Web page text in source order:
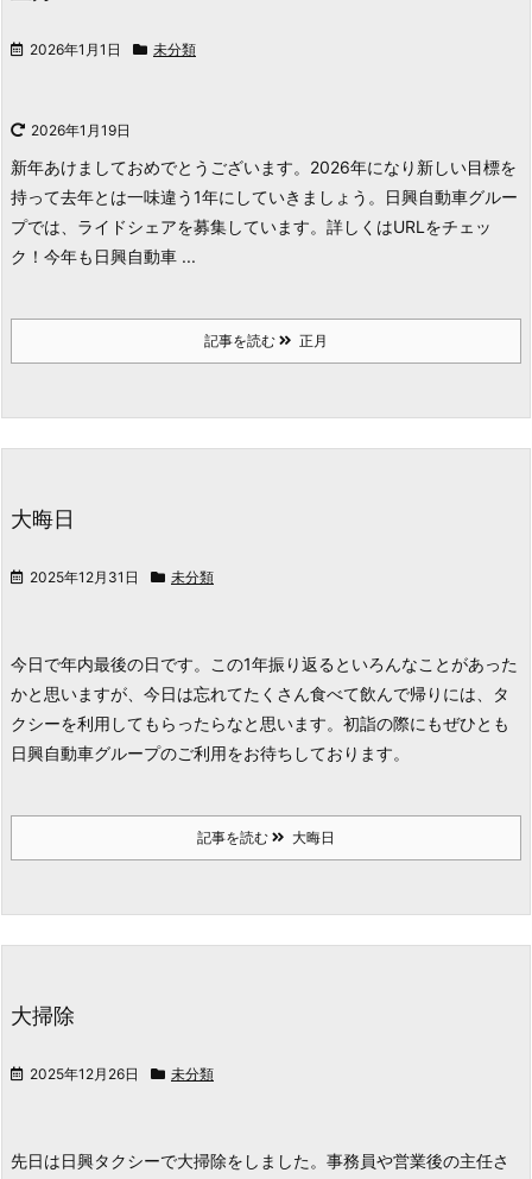
2026年1月1日 未分類
2026年1月19日
新年あけましておめでとうございます。2026年になり新しい目標を
持って去年とは一味違う1年にしていきましょう。
日興自動車グルー
プでは、ライドシェアを募集しています。詳しくはURLをチェッ
ク！ 今年も日興自動車 ...
記事を読む 正月
大晦日
2025年12月31日 未分類
今日で年内最後の日です。この1年振り返るといろんなことがあった
かと思いますが、今日は忘れてたくさん食べて飲んで帰りには、タ
クシーを利用してもらったらなと思います。初詣の際にもぜひとも
日興自動車グループのご利用をお待ちしております。
記事を読む 大晦日
大掃除
2025年12月26日 未分類
先日は日興タクシーで大掃除をしました。 事務員や営業後の主任さ